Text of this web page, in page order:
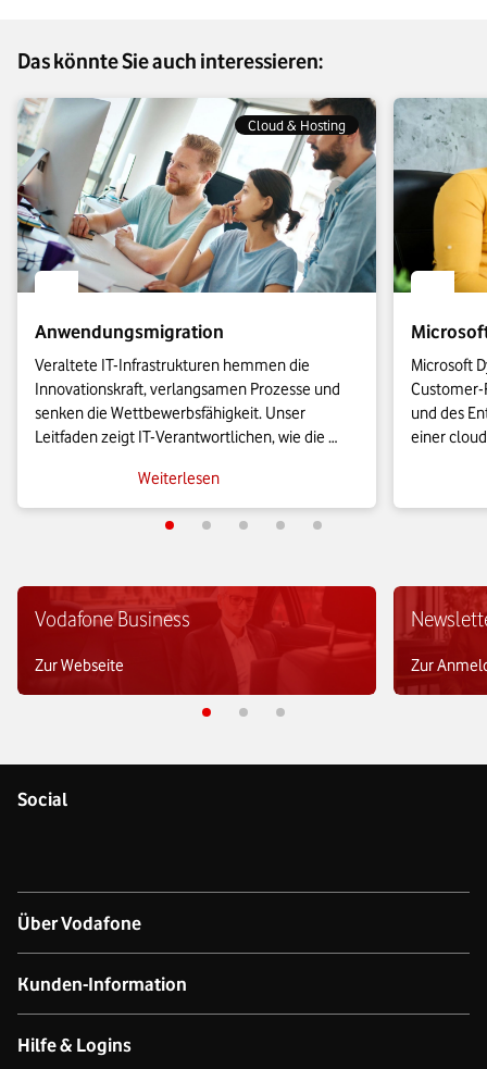
Das könnte Sie auch interessieren:
Cloud & Hosting
Anwendungsmigration
Veraltete IT-Infrastrukturen hemmen die
Innovationskraft, verlangsamen Prozesse und
senken die Wettbewerbsfähigkeit. Unser
Leitfaden zeigt IT-Verantwortlichen, wie die
gelingt und wie sich geschäftskritische Prozesse
agil skalieren lassen.
Weiterlesen
Microsoft
Customer-
und des
einer
Vodafone Business
Zur Webseite Zur
Social
Über Vodafone
Über das Unternehmen
Kunden-Information
Kontakt für Geschäftskund:innen
Hilfe & Logins